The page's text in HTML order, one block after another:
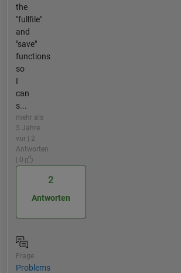
the
"fullfile"
and
"save"
functions
so
I
can
s...
mehr als
5 Jahre
vor | 2
Antworten
| 0
2
Antworten
Frage
Problems